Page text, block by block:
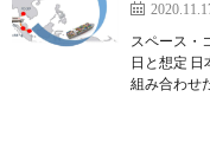
スペース・
日と想定
組み合わせ